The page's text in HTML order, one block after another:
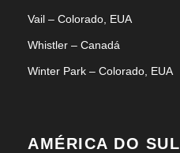
Vail – Colorado, EUA
Whistler – Canadá
Winter Park – Colorado, EUA
AMÉRICA DO SUL